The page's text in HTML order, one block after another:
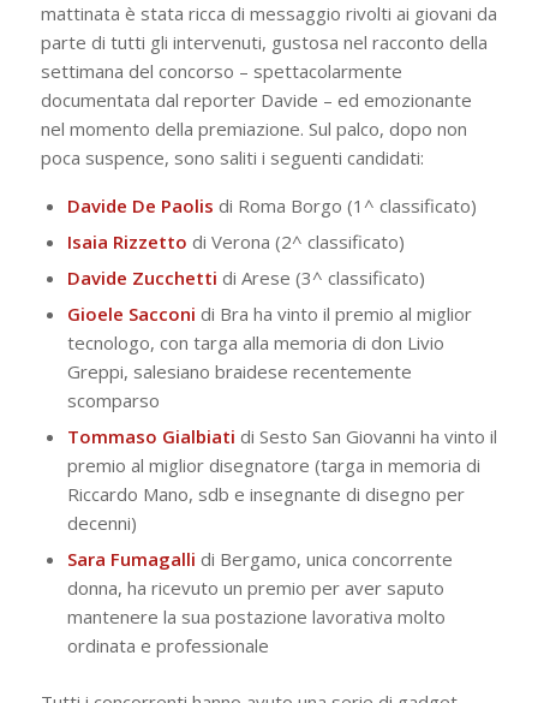
mattinata è stata ricca di messaggio rivolti ai giovani da
parte di tutti gli intervenuti, gustosa nel racconto della
settimana del concorso – spettacolarmente
documentata dal reporter Davide – ed emozionante
nel momento della premiazione. Sul palco, dopo non
poca suspence, sono saliti i seguenti candidati:
Davide De Paolis di Roma Borgo (1^ classificato)
Isaia Rizzetto di Verona (2^ classificato)
Davide Zucchetti di Arese (3^ classificato)
Gioele Sacconi di Bra ha vinto il premio al miglior
tecnologo, con targa alla memoria di don Livio
Greppi, salesiano braidese recentemente
scomparso
Tommaso Gialbiati di Sesto San Giovanni ha vinto il
premio al miglior disegnatore (targa in memoria di
Riccardo Mano, sdb e insegnante di disegno per
decenni)
Sara Fumagalli di Bergamo, unica concorrente
donna, ha ricevuto un premio per aver saputo
mantenere la sua postazione lavorativa molto
ordinata e professionale